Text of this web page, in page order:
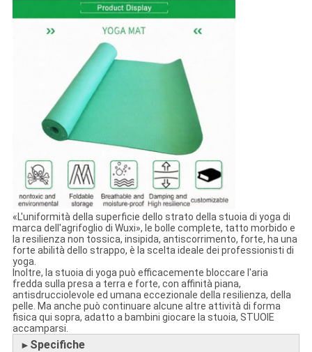
«L'uniformità della superficie dello strato della stuoia di yoga di
marca dell'agrifoglio di Wuxi», le bolle complete, tatto morbido e
la resilienza non tossica, insipida, antiscorrimento, forte, ha una
forte abilità dello strappo, è la scelta ideale dei professionisti di
yoga.
Inoltre, la stuoia di yoga può efficacemente bloccare l'aria
fredda sulla presa a terra e forte, con affinità piana,
antisdrucciolevole ed umana eccezionale della resilienza, della
pelle. Ma anche può continuare alcune altre attività di forma
fisica qui sopra, adatto a bambini giocare la stuoia, STUOIE
accamparsi.
► Specifiche